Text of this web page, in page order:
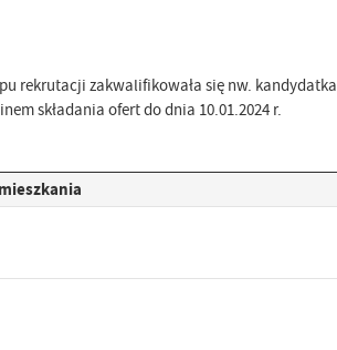
rekrutacji zakwalifikowała się nw. kandydatka
składania ofert do dnia 10.01.2024 r.